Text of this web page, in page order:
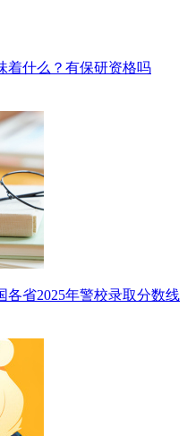
着什么？有保研资格吗
各省2025年警校录取分数线